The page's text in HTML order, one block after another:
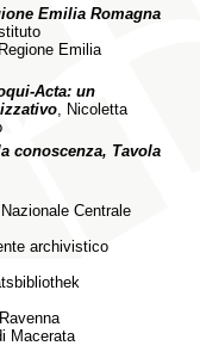
Emilia Romagna
Emilia
Acta: un
, Nicoletta
conoscenza, Tavola
Centrale
archivistico
Macerata